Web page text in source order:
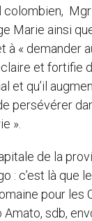
colombien, Mgr
Marie ainsi
à « demander
et fortifie
et qu’il
persévérer
».
de la
: c’est là que
pour les
sdb,